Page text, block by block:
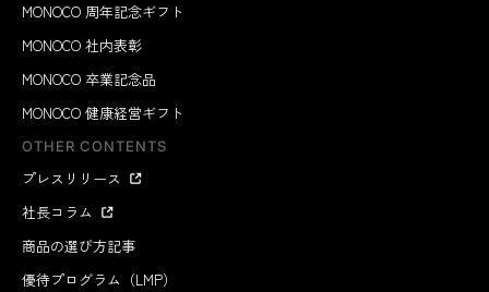
MONOCO 周年記念ギフト
MONOCO 社内表彰
MONOCO 卒業記念品
MONOCO 健康経営ギフト
OTHER CONTENTS
プレスリリース
社長コラム
商品の選び方記事
優待プログラム（LMP）